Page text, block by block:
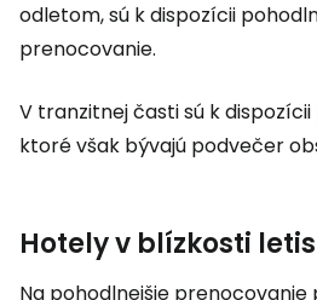
odletom, sú k dispozícii
prenocovanie.
V tranzitnej časti sú k
ktoré však bývajú podvečer
Hotely v blízkosti
Na pohodlnejšie